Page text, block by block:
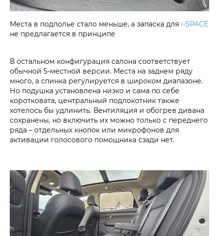
Места в подполье стало меньше, а запаска для i‑SPACE
не предлагается в принципе
В остальном конфигурация салона соответствует
обычной 5-местной версии. Места на заднем ряду
много, а спинка регулируется в широком диапазоне.
Но подушка установлена низко и сама по себе
коротковата, центральный подлокотник также
хотелось бы удлинить. Вентиляция и обогрев дивана
сохранены, но включить их можно только с переднего
ряда – отдельных кнопок или микрофонов для
активации голосового помощника сзади нет.